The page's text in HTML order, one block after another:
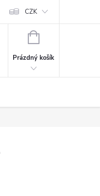
CZK
NÁKUPNÍ
Prázdný košík